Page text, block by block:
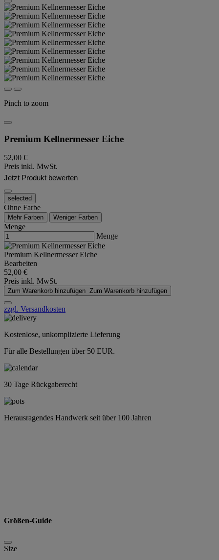
Pinch to zoom
Premium Kellnermesser Eiche
52,00 €
Preis inkl. MwSt.
Jetzt Produkt bewerten
selected
Ohne Farbe
Mehr Farben Weniger Farben
Menge
Menge
Premium Kellnermesser Eiche
Bearbeiten
52,00 €
Preis inkl. MwSt.
Zum Warenkorb hinzufügen Zum Warenkorb hinzufügen
zzgl. Versandkosten
Kostenlose, unkomplizierte Lieferung
Für alle Bestellungen über 50 EUR.
30 Tage Rückgaberecht
Herausragendes Handwerk seit über 100 Jahren
Größen-Guide
Size